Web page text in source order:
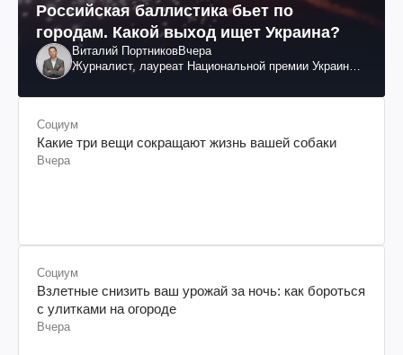
Российская баллистика бьет по
городам. Какой выход ищет Украина?
Виталий ПортниковВчера
Журналист, лауреат Национальной премии Украины
Социум
Какие три вещи сокращают жизнь вашей собаки
Вчера
Социум
Взлетные снизить ваш урожай за ночь: как бороться
с улитками на огороде
Вчера